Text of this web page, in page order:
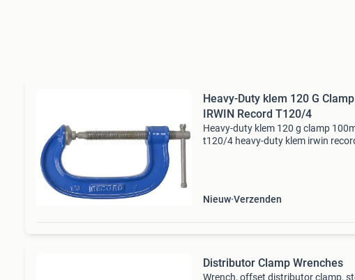
Heavy-Duty klem 120 G
IRWIN Record T120/4
Heavy-duty klem 120 g clamp
t120/4 heavy-duty klem irwin
Nieuw Verzenden
Distributor Clamp Wrenches
Wrench, offset distributor clamp,